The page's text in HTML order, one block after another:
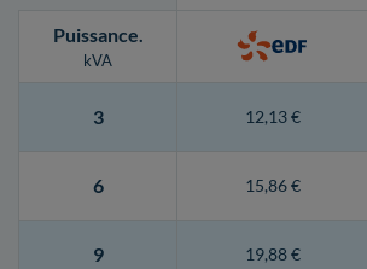
Puissance.
kVA
3 12,13 €
6 15,86 €
9 19,88 €